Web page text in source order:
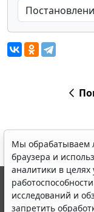
Мы обрабатываем
браузера и
аналитики в
исследований и
запретить
© ООО "НПП
выпускается с